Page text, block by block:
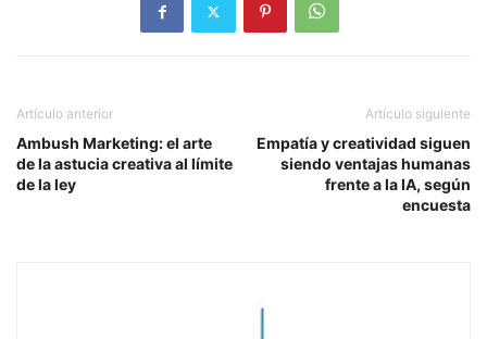
Artículo anterior
Ambush Marketing: el arte
de la astucia creativa al límite
de la ley
Artículo siguiente
Empatía y creatividad siguen
siendo ventajas humanas
frente a la IA, según
encuesta